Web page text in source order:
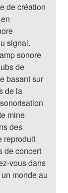
de création
signal.
sonore
de
basant sur
de la
mine
des
reproduit
de concert
vous dans
monde au